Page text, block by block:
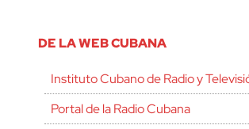
DE LA WEB CUBANA
Instituto Cubano de Radio y
Portal de la Radio Cubana